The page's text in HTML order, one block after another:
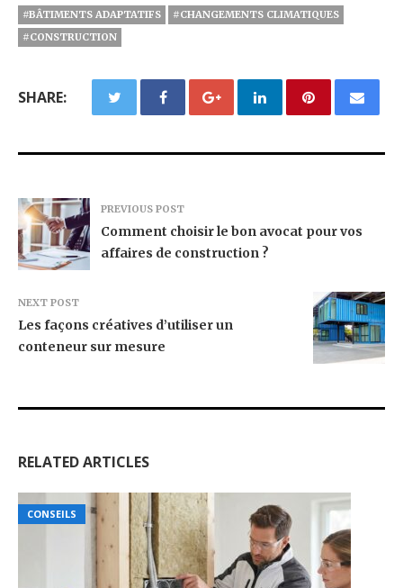
#BÂTIMENTS ADAPTATIFS
#CHANGEMENTS CLIMATIQUES
#CONSTRUCTION
SHARE:
PREVIOUS POST
Comment choisir le bon avocat pour vos
affaires de construction ?
NEXT POST
Les façons créatives d’utiliser un
conteneur sur mesure
RELATED ARTICLES
CONSEILS